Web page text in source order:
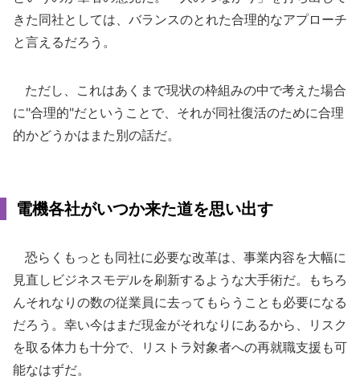
きた同社としては、バランスのとれた合理的なアプローチ
と言えるだろう。
ただし、これはあくまで現状の枠組みの中で考えた場合
に"合理的"だということで、それが同社復活のために合理
的かどうかはまた別の話だ。
電機各社がいつか来た道を思い出す
恐らくもっとも同社に必要な改革は、事業内容を大幅に
見直しビジネスモデルを刷新するような大手術だ。もちろ
んそれなりの数の従業員に去ってもらうことも必要になる
だろう。幸い今はまだ現金がそれなりにあるから、リスク
を取る体力も十分で、リストラ対象者への再就職支援も可
能なはずだ。